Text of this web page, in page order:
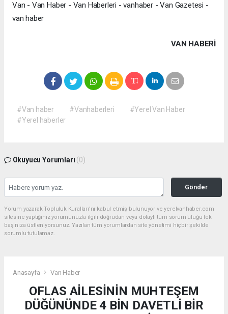
Van - Van Haber - Van Haberleri - vanhaber - Van Gazetesi -
van haber
VAN HABERİ
#Van haber #Vanhaberleri
#Yerel Van Haber
#Yerel haberler
Okuyucu Yorumları (0)
Gönder
Yorum yazarak Topluluk Kuralları’nı kabul etmiş bulunuyor ve yerelvanhaber.com
sitesine yaptığınız yorumunuzla ilgili doğrudan veya dolaylı tüm sorumluluğu tek
başınıza üstleniyorsunuz. Yazılan tüm yorumlardan site yönetimi hiçbir şekilde
sorumlu tutulamaz.
Anasayfa Van Haber
OFLAS AİLESİNİN MUHTEŞEM
DÜĞÜNÜNDE 4 BİN DAVETLİ BİR